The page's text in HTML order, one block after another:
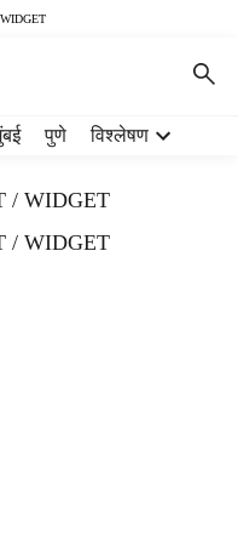
पुणे विश्लेषण
/ WIDGET
/ WIDGET